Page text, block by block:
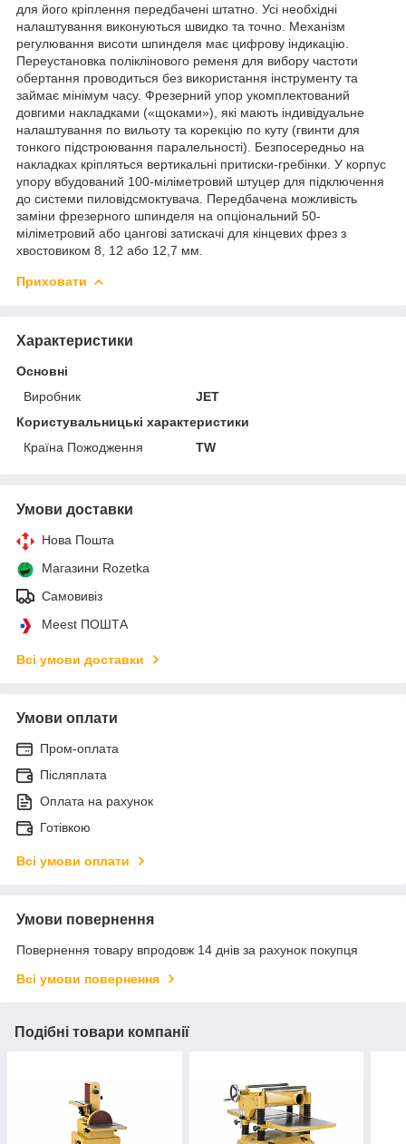
для його кріплення передбачені штатно. Усі необхідні
налаштування виконуються швидко та точно. Механізм
регулювання висоти шпинделя має цифрову індикацію.
Переустановка поліклінового ременя для вибору частоти
обертання проводиться без використання інструменту та
займає мінімум часу. Фрезерний упор укомплектований
довгими накладками («щоками»), які мають індивідуальне
налаштування по вильоту та корекцію по куту (гвинти для
тонкого підстроювання паралельності). Безпосередньо на
накладках кріпляться вертикальні притиски-гребінки. У корпус
упору вбудований 100-міліметровий штуцер для підключення
до системи пиловідсмоктувача. Передбачена можливість
заміни фрезерного шпинделя на опціональний 50-
міліметровий або цангові затискачі для кінцевих фрез з
хвостовиком 8, 12 або 12,7 мм.
Приховати
Характеристики
Основні
Виробник
JET
Користувальницькі характеристики
Країна Пожодження
TW
Умови доставки
Нова Пошта
Магазини Rozetka
Самовивіз
Meest ПОШТА
Всі умови доставки
Умови оплати
Пром-оплата
Післяплата
Оплата на рахунок
Готівкою
Всі умови оплати
Умови повернення
Повернення товару впродовж 14 днів за рахунок покупця
Всі умови повернення
Подібні товари компанії